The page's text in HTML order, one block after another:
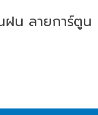
น ลายการ์ตูน